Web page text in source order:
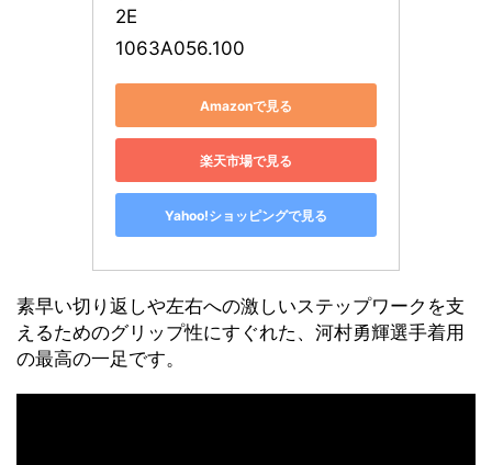
2E
1063A056.100
Amazonで見る
楽天市場で見る
Yahoo!ショッピングで見る
素早い切り返しや左右への激しいステップワークを支
えるためのグリップ性にすぐれた、河村勇輝選手着用
の最高の一足です。